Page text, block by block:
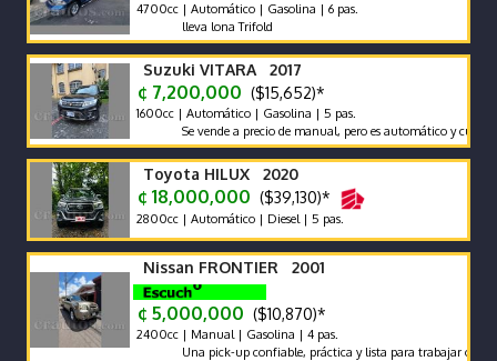
4700cc | Automático | Gasolina | 6 pas.
lleva lona Trifold
Suzuki VITARA 2017
¢ 7,200,000 ($15,652)*
1600cc | Automático | Gasolina | 5 pas.
Se vende a precio de manual, pero es automático y cuenta
Toyota HILUX 2020
¢ 18,000,000 ($39,130)*
2800cc | Automático | Diesel | 5 pas.
Nissan FRONTIER 2001
¢ 5,000,000 ($10,870)*
2400cc | Manual | Gasolina | 4 pas.
Una pick-up confiable, práctica y lista para trabajar o disfrutar!